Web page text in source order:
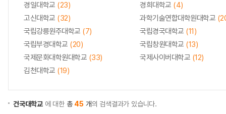
경일대학교 (23) 경희대학교 (4)
고신대학교 (32) 과학기술연합대학원대학교
국립강릉원주대학교 (7) 국립경국대학교 (11)
국립부경대학교 (20) 국립창원대학교 (13)
국제문화대학원대학교 (33) 국제사이버대학교 (12)
김천대학교 (19)
건국대학교 에 대한 총 45 개의 검색결과가 있습니다.